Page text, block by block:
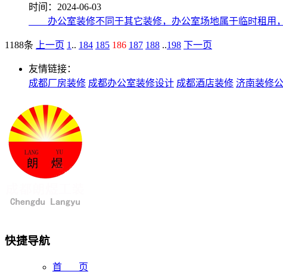
时间：2024-06-03
办公室装修不同于其它装修，办公室场地属于临时租用，
1188条 上一页 1.. 184 185 186 187 188 ..198 下一页
友情链接：
成都厂房装修 成都办公室装修设计 成都酒店装修 济南装修
快捷导航
首 页